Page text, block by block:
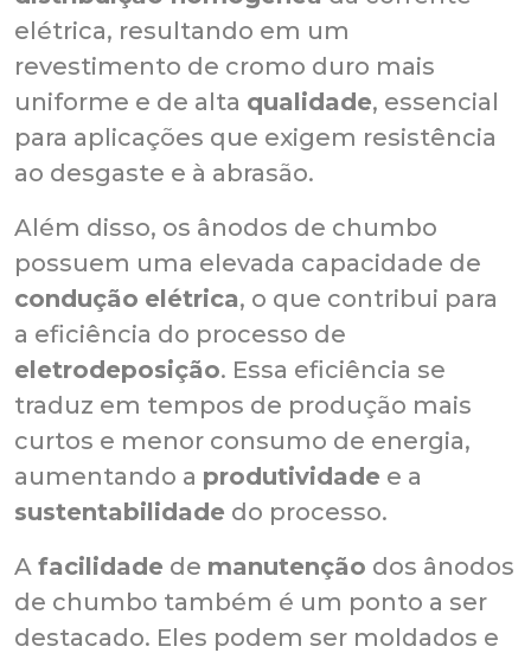
elétrica, resultando em um
revestimento de cromo duro mais
uniforme e de alta qualidade, essencial
para aplicações que exigem resistência
ao desgaste e à abrasão.
Além disso, os ânodos de chumbo
possuem uma elevada capacidade de
condução elétrica, o que contribui para
a eficiência do processo de
eletrodeposição. Essa eficiência se
traduz em tempos de produção mais
curtos e menor consumo de energia,
aumentando a produtividade e a
sustentabilidade do processo.
A facilidade de manutenção dos ânodos
de chumbo também é um ponto a ser
destacado. Eles podem ser moldados e